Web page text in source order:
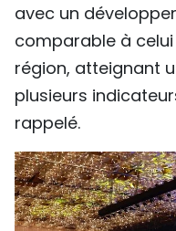
avec un
comparable à
région, atteignant
plusieurs
rappelé.